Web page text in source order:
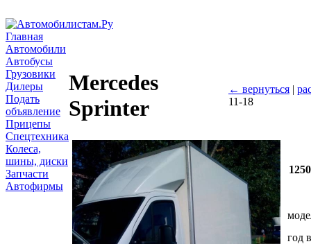
Главная
Автомобили
Автобусы
Грузовики
Дилеры
Подать
объявление
Прицепы
Спецтехника
Колеса,
шины, диски
Запчасти
Автофирмы
Mercedes
Sprinter
← вернуться |
11-18
год